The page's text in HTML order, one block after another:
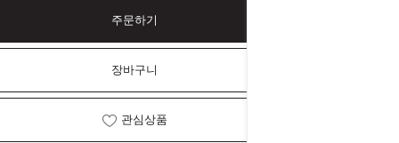
주문하기
장바구니
관심상품